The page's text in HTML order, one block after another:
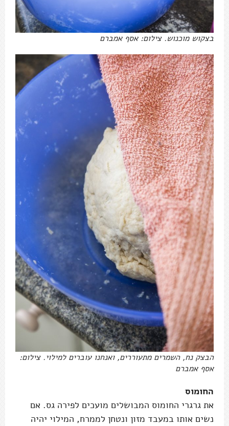
בצקוש מוכנוש. צילום: אסף אמברם
הבצק נח, השמרים מתעוררים, ואנחנו עוברים למילוי. צילום:
אסף אמברם
החומוס
את גרגרי החומוס המבושלים מועכים לפירה גס. אם
נשים אותו במעבד מזון ונטחן לממרח, המילוי יהיה